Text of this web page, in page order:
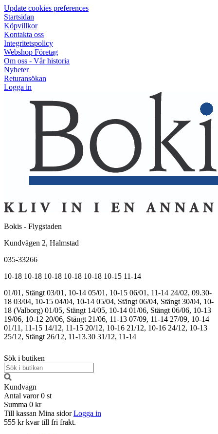
Update cookies preferences
Startsidan
Köpvillkor
Kontakta oss
Integritetspolicy
Webshop Företag
Om oss - Vår historia
Nyheter
Returansökan
Logga in
Bokis - Flygstaden
Kundvägen 2, Halmstad
035-33266
10-18 10-18 10-18 10-18 10-18 10-15 11-14
01/01, Stängt 03/01, 10-14 05/01, 10-15 06/01, 11-14 24/02, 09.30-
18 03/04, 10-15 04/04, 10-14 05/04, Stängt 06/04, Stängt 30/04, 10-
18 (Valborg) 01/05, Stängt 14/05, 10-14 01/06, Stängt 06/06, 10-13
19/06, 10-12 20/06, Stängt 21/06, 11-13 07/09, 11-14 27/09, 10-14
01/11, 11-15 14/12, 11-15 20/12, 10-16 21/12, 10-16 24/12, 10-13
25/12, Stängt 26/12, 11-13.30 31/12, 11-14
Sök i butiken
Kundvagn
Antal varor 0 st
Summa 0 kr
Till kassan Mina sidor Logga in
555 kr kvar till fri frakt.